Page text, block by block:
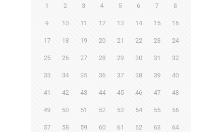
1 2 3 4 5 6 7 8
9 10 11 12 13 14 15 16
17 18 19 20 21 22 23 24
25 26 27 28 29 30 31 32
33 34 35 36 37 38 39 40
41 42 43 44 45 46 47 48
49 50 51 52 53 54 55 56
57 58 59 60 61 62 63 64